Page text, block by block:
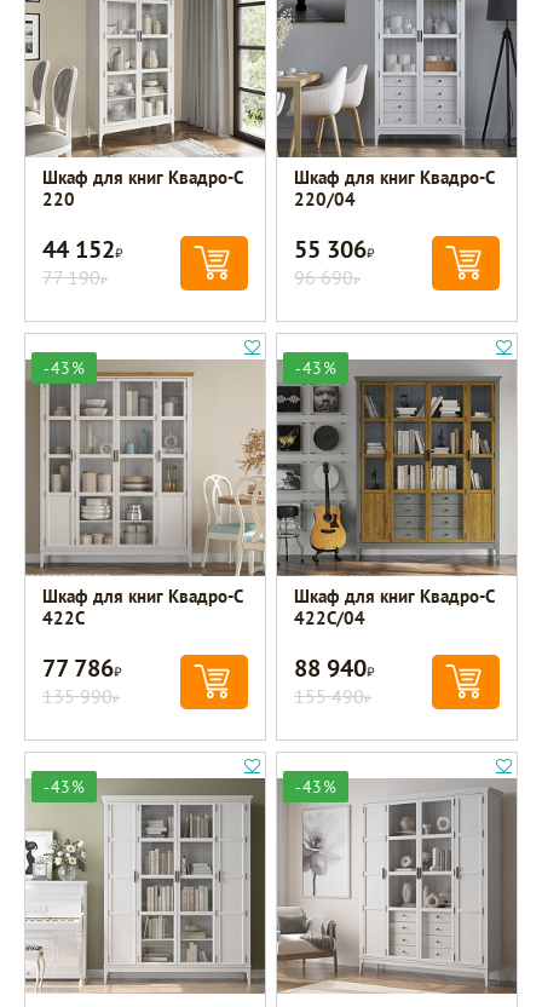
Шкаф для книг Квадро-С
220
44 152Р
77 190Р
Шкаф для книг Квадро-С
220/04
55 306Р
96 690Р
-43%
Шкаф для книг Квадро-С
422С
77 786Р
135 990Р
-43%
Шкаф для книг Квадро-С
422С/04
88 940Р
155 490Р
-43% -43%